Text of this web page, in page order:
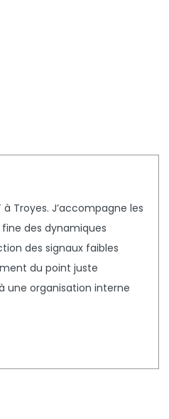
Troyes. J’accompagne les
des dynamiques
des signaux faibles
du point juste
une organisation interne